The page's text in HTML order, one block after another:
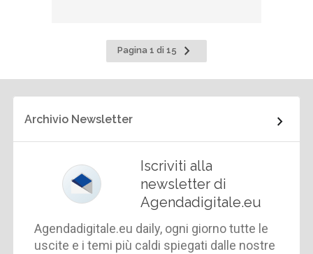
Pagina 1 di 15
Pagina
successiva
Archivio Newsletter
Iscriviti alla
newsletter di
Agendadigitale.eu
Agendadigitale.eu daily, ogni giorno tutte le
uscite e i temi più caldi spiegati dalle nostre